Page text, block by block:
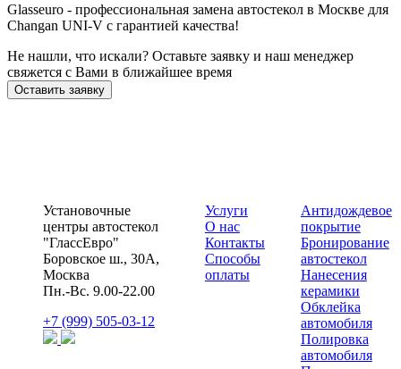
Glasseuro - профессиональная замена автостекол в Москве для
Changan UNI-V с гарантией качества!
Не нашли, что искали? Оставьте заявку и наш менеджер
свяжется с Вами в ближайшее время
Оставить заявку
Установочные
центры автостекол
"ГлассЕвро"
Боровское ш., 30А,
Москва
Пн.-Вс. 9.00-22.00
+7 (999) 505-03-12
Услуги
О нас
Контакты
Способы
оплаты
Антидождевое
покрытие
Бронирование
автостекол
Нанесения
керамики
Обклейка
автомобиля
Полировка
автомобиля